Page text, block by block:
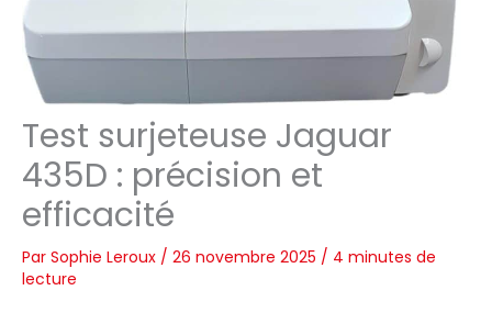
Test surjeteuse Jaguar
435D : précision et
efficacité
Par Sophie Leroux / 26 novembre 2025 / 4 minutes de
lecture